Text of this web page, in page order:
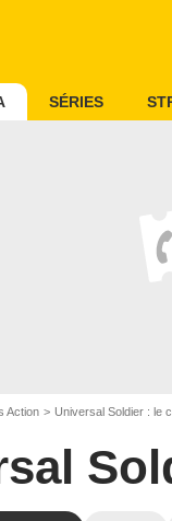
SÉRIES
Action Universal Soldier : le